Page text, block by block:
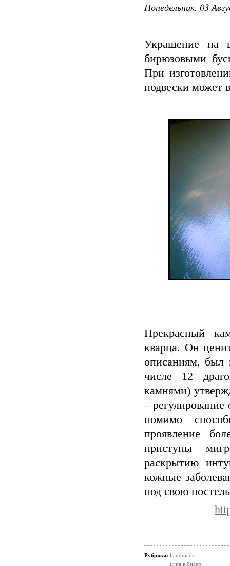
Понедельник, 03
Украшение на
бирюзовыми
При
подвески может
Прекрасный
кварца. Он
описаниям, был
числе 12
камнями)
–
помимо
проявление
приступы
раскрытию
кожные
под свою
Рубрики: handmade
игра в бисер